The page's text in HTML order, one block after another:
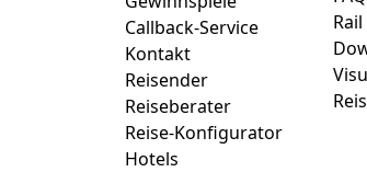
Callback-Service
Kontakt
Reisender
Reiseberater
Reise-Konfigurator
Hotels